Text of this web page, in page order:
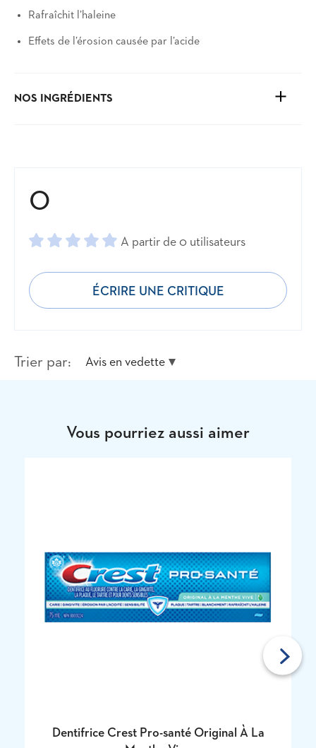
Rafraîchit l’haleine
Effets de l’érosion causée par l’acide
NOS INGRÉDIENTS
0
A partir de 0 utilisateurs
ÉCRIRE UNE CRITIQUE
Trier par: Avis en vedette
Vous pourriez aussi aimer
Dentifrice Crest Pro-santé Original À La
Next